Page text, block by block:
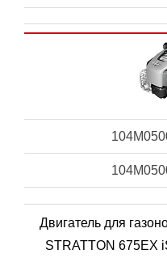
Двигатель для
STRATTON 675EX